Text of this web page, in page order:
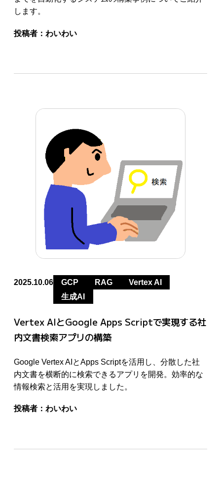
します。
投稿者： わいわい
2025.10.06 GCP RAG
Vertex AI
生成AI
Vertex AIとGoogle Apps Scriptで実現する社
内文書検索アプリの構築
Google Vertex AIとApps Scriptを活用し、分散した社
内文書を横断的に検索できるアプリを開発。効率的な
情報検索と活用を実現しました。
投稿者： わいわい